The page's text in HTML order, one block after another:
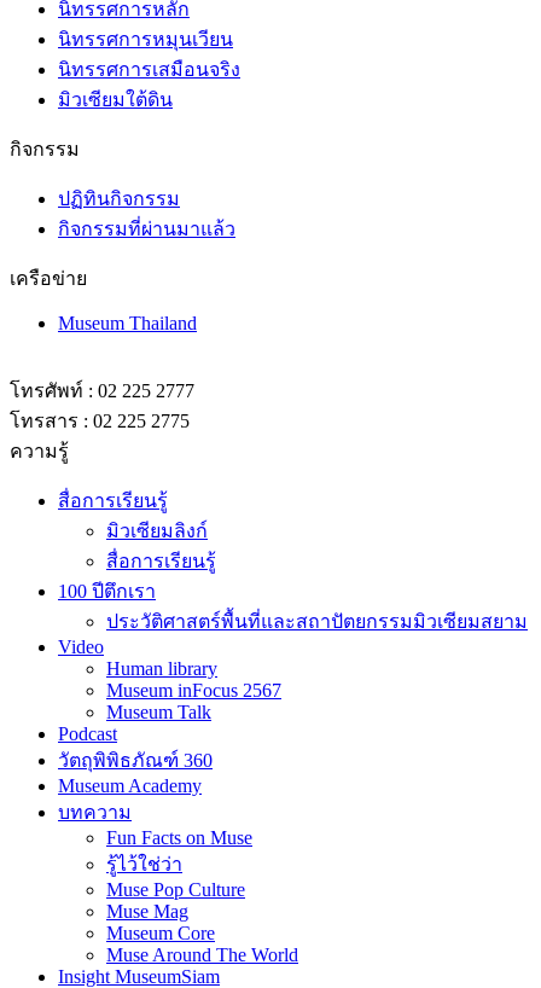
นิทรรศการหลัก
นิทรรศการหมุนเวียน
นิทรรศการเสมือนจริง
มิวเซียมใต้ดิน
กิจกรรม
ปฏิทินกิจกรรม
กิจกรรมที่ผ่านมาแล้ว
เครือข่าย
Museum Thailand
โทรศัพท์ : 02 225 2777
โทรสาร : 02 225 2775
ความรู้
สื่อการเรียนรู้
มิวเซียมลิงก์
สื่อการเรียนรู้
100 ปีตึกเรา
ประวัติศาสตร์พื้นที่และสถาปัตยกรรมมิวเซียมสยาม
Video
Human library
Museum inFocus 2567
Museum Talk
Podcast
วัตถุพิพิธภัณฑ์ 360
Museum Academy
บทความ
Fun Facts on Muse
รู้ไว้ใช่ว่า
Muse Pop Culture
Muse Mag
Museum Core
Muse Around The World
Insight MuseumSiam